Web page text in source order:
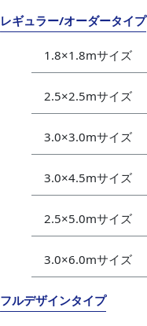
レギュラー/オーダータイプ
1.8×1.8mサイズ
2.5×2.5mサイズ
3.0×3.0mサイズ
3.0×4.5mサイズ
2.5×5.0mサイズ
3.0×6.0mサイズ
フルデザインタイプ